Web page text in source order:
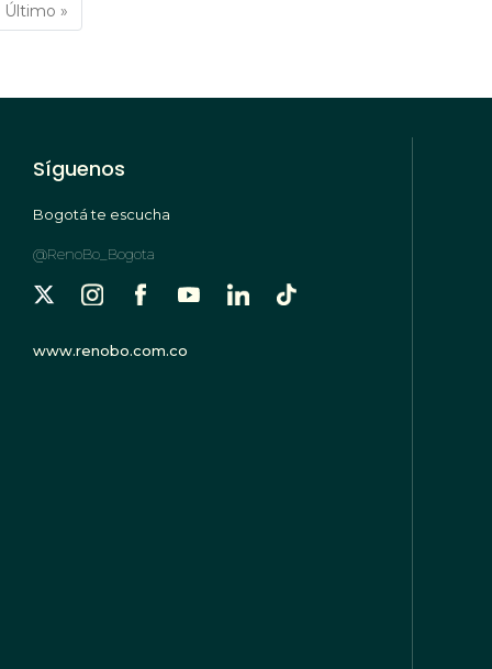
Última
página
Último »
Síguenos
Bogotá te escucha
@RenoBo_Bogota
www.renobo.com.co